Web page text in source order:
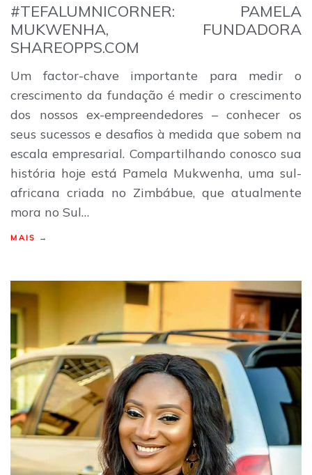
#TEFALUMNICORNER: PAMELA
MUKWENHA, FUNDADORA
SHAREOPPS.COM
Um factor-chave importante para medir o
crescimento da fundação é medir o crescimento
dos nossos ex-empreendedores – conhecer os
seus sucessos e desafios à medida que sobem na
escala empresarial. Compartilhando conosco sua
história hoje está Pamela Mukwenha, uma sul-
africana criada no Zimbábue, que atualmente
mora no Sul…
MAIS →